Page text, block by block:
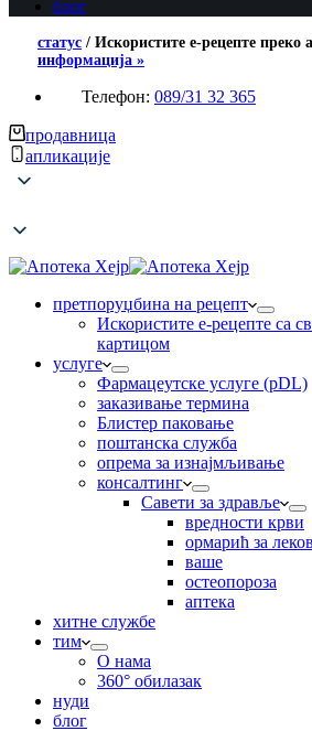
блог
статус / Искористите е-рецепте преко
информација »
Телефон: 089/31 32 365
продавница
апликације
претпоруџбина на рецепт
Искористите е-рецепте са
картицом
услуге
Фармацеутске услуге (pDL)
заказивање термина
Блистер паковање
поштанска служба
опрема за изнајмљивање
консалтинг
Савети за здравље
вредности крви
ормарић за
ваше
остеопороза
аптека
хитне службе
тим
О нама
360° обилазак
нуди
блог